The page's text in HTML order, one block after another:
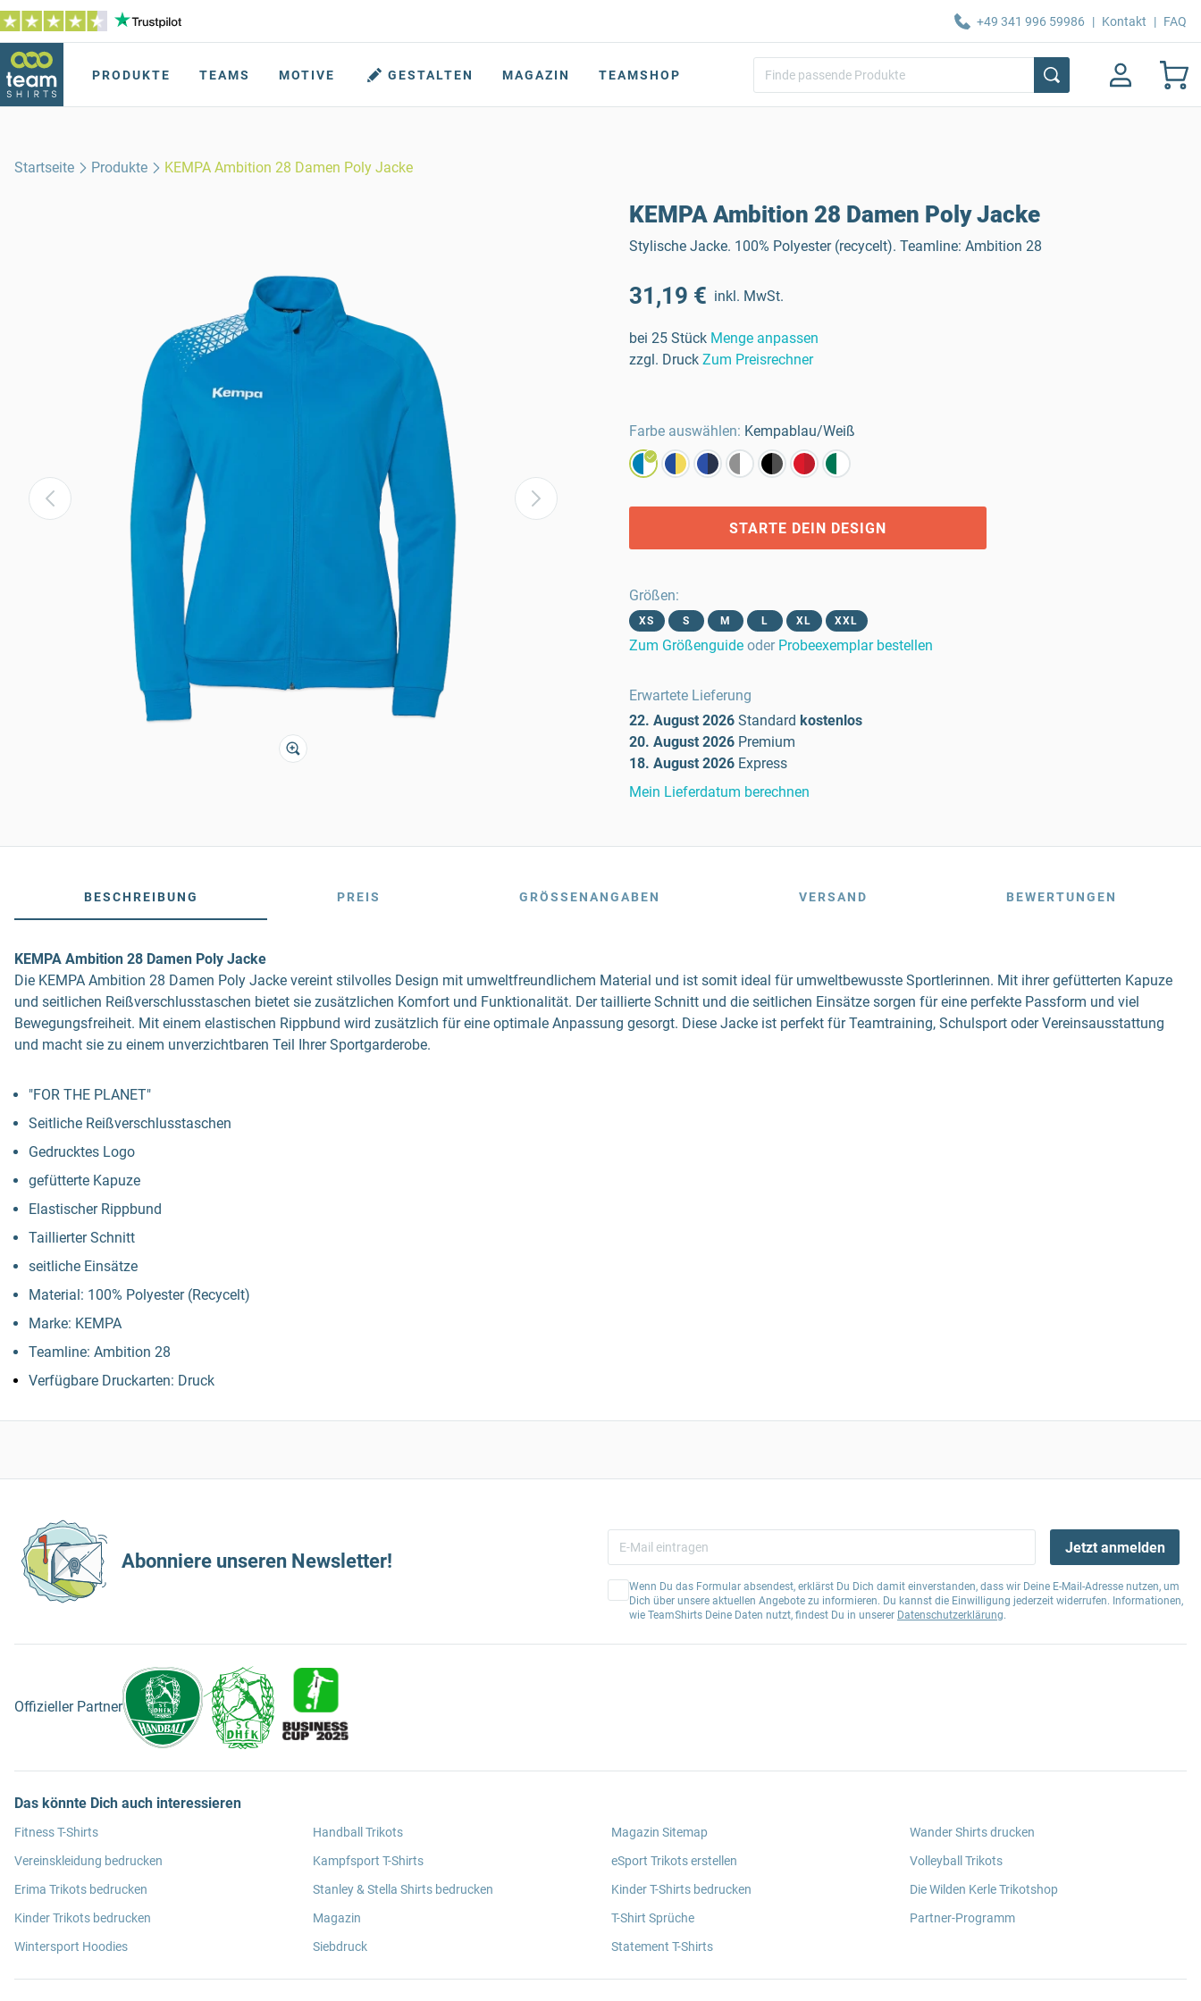
+49 341 996 59986 | Kontakt | FAQ
PRODUKTE TEAMS MOTIVE GESTALTEN MAGAZIN TEAMSHOP
Startseite Produkte KEMPA Ambition 28 Damen Poly Jacke
KEMPA Ambition 28 Damen Poly Jacke
Stylische Jacke. 100% Polyester (recycelt). Teamline: Ambition 28
31,19 € inkl. MwSt.
bei 25 Stück Menge anpassen
zzgl. Druck Zum Preisrechner
Farbe auswählen: Kempablau/Weiß
STARTE DEIN DESIGN
Größen:
XS S M L XL XXL
Zum Größenguide oder Probeexemplar bestellen
Erwartete Lieferung
22. August 2026 Standard kostenlos
20. August 2026 Premium
18. August 2026 Express
Mein Lieferdatum berechnen
BESCHREIBUNG PREIS GRÖSSENANGABEN VERSAND BEWERTUNGEN
KEMPA Ambition 28 Damen Poly Jacke
Die KEMPA Ambition 28 Damen Poly Jacke vereint stilvolles Design mit umweltfreundlichem Material und ist somit ideal für umweltbewusste Sportlerinnen. Mit ihrer gefütterten Kapuze
und seitlichen Reißverschlusstaschen bietet sie zusätzlichen Komfort und Funktionalität. Der taillierte Schnitt und die seitlichen Einsätze sorgen für eine perfekte Passform und viel
Bewegungsfreiheit. Mit einem elastischen Rippbund wird zusätzlich für eine optimale Anpassung gesorgt. Diese Jacke ist perfekt für Teamtraining, Schulsport oder Vereinsausstattung
und macht sie zu einem unverzichtbaren Teil Ihrer Sportgarderobe.
"FOR THE PLANET"
Seitliche Reißverschlusstaschen
Gedrucktes Logo
gefütterte Kapuze
Elastischer Rippbund
Taillierter Schnitt
seitliche Einsätze
Material: 100% Polyester (Recycelt)
Marke: KEMPA
Teamline: Ambition 28
Verfügbare Druckarten: Druck
Abonniere unseren Newsletter!
Jetzt anmelden
Wenn Du das Formular absendest, erklärst Du Dich damit einverstanden, dass wir Deine E-Mail-Adresse nutzen, um
Dich über unsere aktuellen Angebote zu informieren. Du kannst die Einwilligung jederzeit widerrufen. Informationen,
wie TeamShirts Deine Daten nutzt, findest Du in unserer Datenschutzerklärung.
Offizieller Partner
Das könnte Dich auch interessieren
Fitness T-Shirts
Vereinskleidung bedrucken
Erima Trikots bedrucken
Kinder Trikots bedrucken
Wintersport Hoodies
Handball Trikots
Kampfsport T-Shirts
Stanley & Stella Shirts bedrucken
Magazin
Siebdruck
Magazin Sitemap
eSport Trikots erstellen
Kinder T-Shirts bedrucken
T-Shirt Sprüche
Statement T-Shirts
Wander Shirts drucken
Volleyball Trikots
Die Wilden Kerle Trikotshop
Partner-Programm